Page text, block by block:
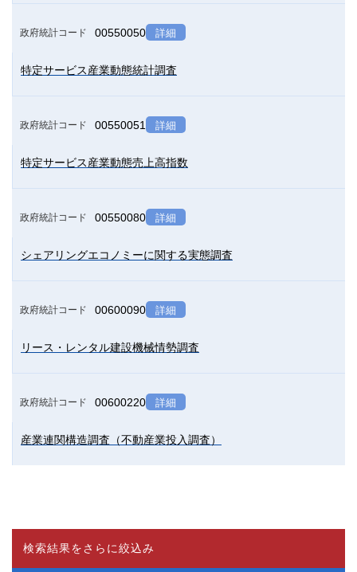
政府統計コード 00550050 詳細
特定サービス産業動態統計調査
政府統計コード 00550051 詳細
特定サービス産業動態売上高指数
政府統計コード 00550080 詳細
シェアリングエコノミーに関する実態調査
政府統計コード 00600090 詳細
リース・レンタル建設機械情勢調査
政府統計コード 00600220 詳細
産業連関構造調査（不動産業投入調査）
検索結果をさらに絞込み